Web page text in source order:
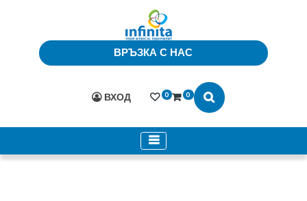
ВРЪЗКА С НАС
ВХОД 0 0